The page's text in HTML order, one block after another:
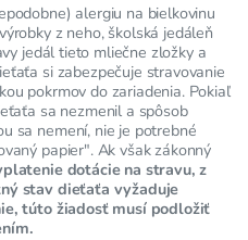
alergiu na bielkovinu
z neho, školská jedáleň
jedál tieto mliečne zložky a
si zabezpečuje stravovanie
pokrmov do zariadenia. Pokiaľ
sa nezmenil a spôsob
sa nemení, nie je potrebné
papier". Ak však zákonný
dotácie na stravu, z
stav dieťaťa vyžaduje
túto žiadosť musí podložiť